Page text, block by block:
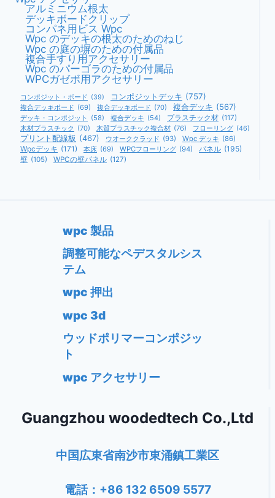
アルミニウム根太
デッキボードクリップ
コンパネ用ビス Wpc
Wpc のデッキの根太のためのねじ
Wpc の庭の塀のための付属品
複合手すり用アクセサリー
Wpc のパーゴラのための付属品
WPCガゼボ用アクセサリー
コンポジット・ボード (39) コンポジットデッキ (757)
複合デッキボード (69) 複合デッキボード (70) 複合デッキ (567)
デッキ・コンポジット (58) 複合デッキ (54) プラスチック材 (117)
木材プラスチック (70) 木質プラスチック複合材 (76) フローリング (46)
プリント配線板 (467) ウオーククラッド (93) Wpc デッキ (86)
Wpcデッキ (171) 本床 (69) WPCフローリング (94) パネル (195)
壁 (105) WPCの壁パネル (127)
wpc 製品
調整可能なペデスタルシス
テム
wpc 押出
wpc 3d
ウッドポリマーコンポジッ
ト
wpc アクセサリー
Guangzhou woodedtech Co.,Ltd
中国広東省南沙市東涌鎮工業区
電話：+86 132 6509 5577